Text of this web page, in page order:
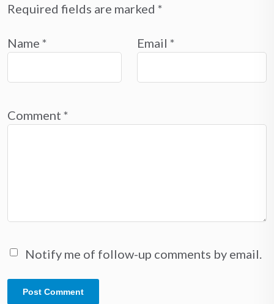
Required fields are marked *
Name * Email *
Comment *
Notify me of follow-up comments by email.